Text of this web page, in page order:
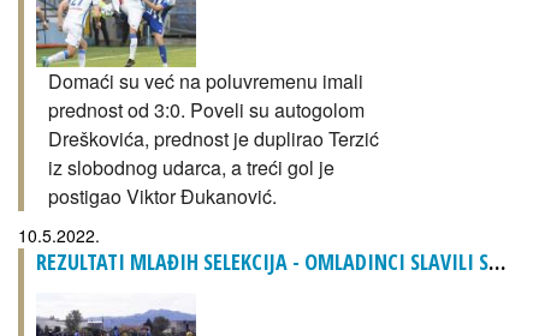
Domaći su već na poluvremenu imali
prednost od 3:0. Poveli su autogolom
Dreškovića, prednost je duplirao Terzić
iz slobodnog udarca, a treći gol je
postigao Viktor Đukanović.
10.5.2022.
REZULTATI MLAĐIH SELEKCIJA - OMLADINCI SLAVILI SA IGRAČEM MANJE